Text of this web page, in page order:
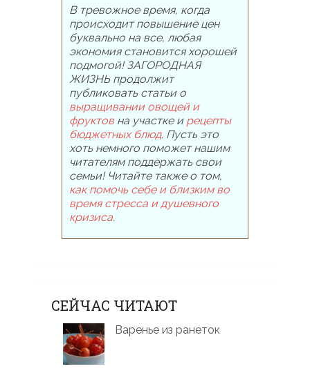
В тревожное время, когда
происходит повышение цен
буквально на все, любая
экономия становится хорошей
подмогой! ЗАГОРОДНАЯ
ЖИЗНЬ продолжит
публиковать статьи о
выращивании овощей и
фруктовна участке и рецепты
бюджетных блюд. Пусть это
хоть немного поможет нашим
читателям поддержать свои
семьи! Читайте также о том,
как помочь себе и близким во
время стресса и душевного
кризиса.
СЕЙЧАС ЧИТАЮТ
Варенье из ранеток